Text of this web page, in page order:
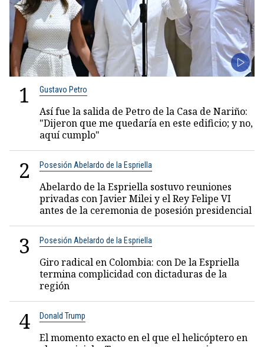
1 Gustavo Petro
Así fue la salida de Petro de la Casa de Nariño:
"Dijeron que me quedaría en este edificio; y no,
aquí cumplo"
2 Posesión Abelardo de la Espriella
Abelardo de la Espriella sostuvo reuniones
privadas con Javier Milei y el Rey Felipe VI
antes de la ceremonia de posesión presidencial
3 Posesión Abelardo de la Espriella
Giro radical en Colombia: con De la Espriella
termina complicidad con dictaduras de la
región
4 Donald Trump
El momento exacto en el que el helicóptero en